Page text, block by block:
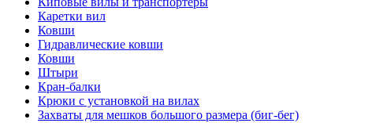
Каретки вил
Ковши
Гидравлические ковши
Ковши
Штыри
Кран-балки
Крюки с установкой на вилах
Захваты для мешков большого размера (биг-бег)